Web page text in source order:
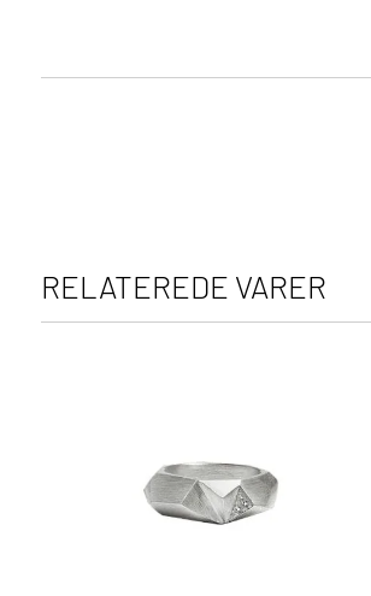
RELATEREDE VARER